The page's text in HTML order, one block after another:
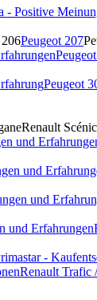
- Positive
Peugeot 207
Peugeot
Renault Scénic
und
und
und
und Erfahrungen
-
Renault Trafic